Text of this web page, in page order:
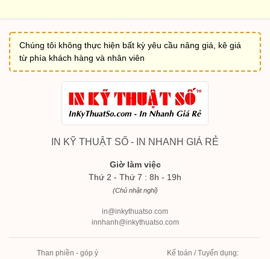
Chúng tôi không thực hiện bất kỳ yêu cầu nâng giá, kê giá
từ phía khách hàng và nhân viên
IN KỸ THUẬT SỐ - IN NHANH GIÁ RẺ
Giờ làm việc
Thứ 2 - Thứ 7 : 8h - 19h
(Chủ nhật nghỉ)
in@inkythuatso.com
innhanh@inkythuatso.com
Than phiền - góp ý
Kế toán / Tuyển dụng: